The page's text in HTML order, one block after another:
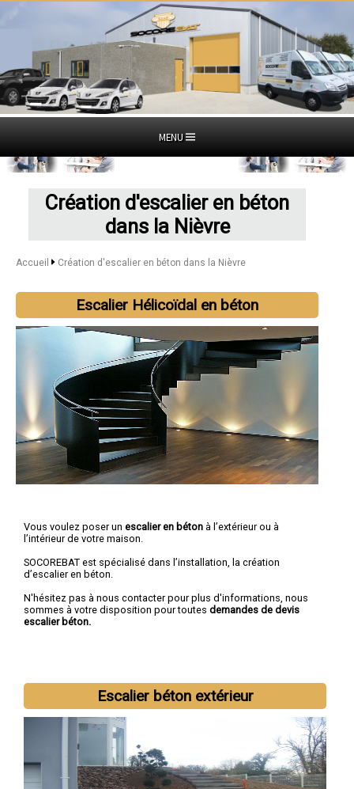
MENU
Création d'escalier en béton
dans la Nièvre
Accueil Création d'escalier en béton dans la Nièvre
Escalier Hélicoïdal en béton
Vous voulez poser un escalier en béton à l’extérieur ou à
l’intérieur de votre maison.
SOCOREBAT est spécialisé dans l’installation, la création
d’escalier en béton.
N'hésitez pas à nous contacter pour plus d'informations, nous
sommes à votre disposition pour toutes demandes de devis
escalier béton.
Escalier béton extérieur